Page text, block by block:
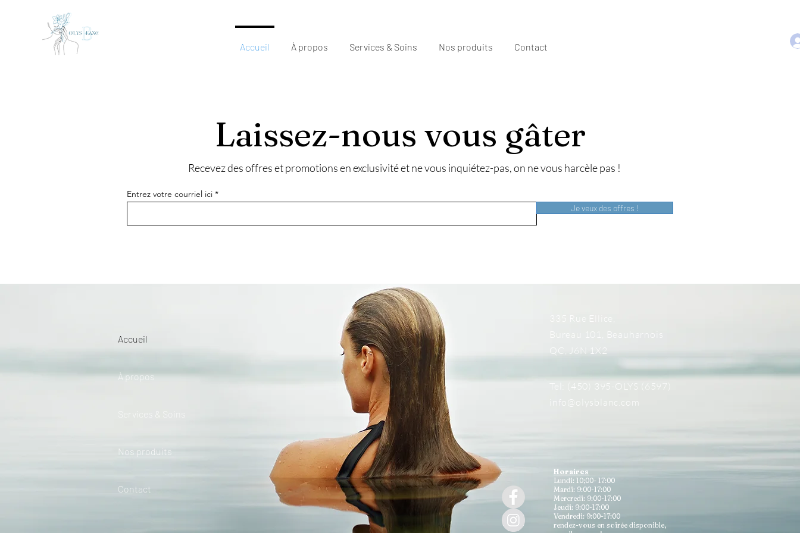
Accueil À propos Services & Soins Nos produits Contact
Laissez-nous vous gâter
Recevez des offres et promotions en exclusivité et ne vous inquiétez-pas, on ne vous harcèle pas !
Entrez votre courriel ici
Je veux des offres !
Accueil
À propos
Nos produits
Contact
335 Rue Ellice,
Bureau 101, Beauharnois
QC, J6N 1X2
Tel: (450) 395-OLYS (6597)
info@olysblanc.com
Horaires
Lundi: 10;00- 17:00
Mardi: 9:00-17:00
Mercredi: 9:00-17:00
Jeudi: 9:00-17:00
Vendredi: 9:00-17:00
rendez-vous en soirée disponible,